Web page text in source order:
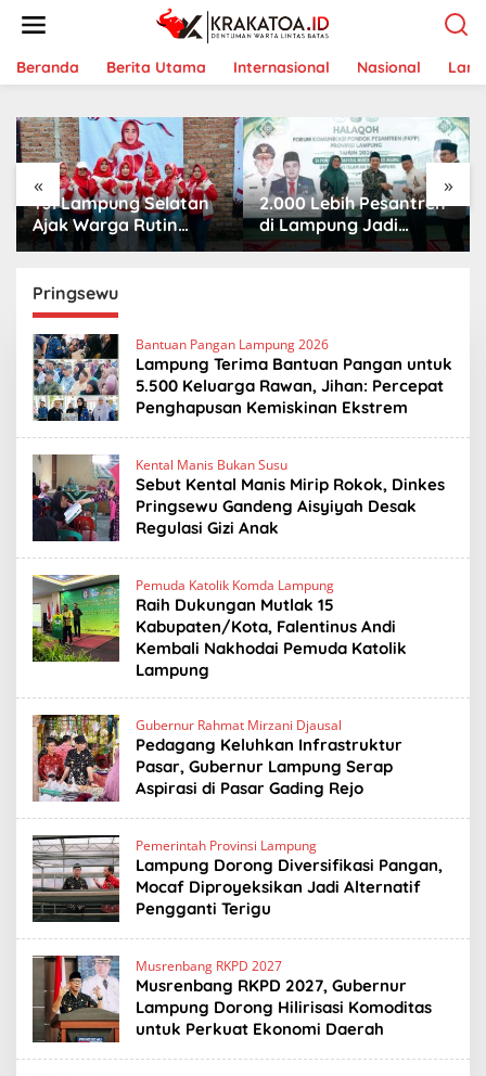
t
Beranda Berita Utama Internasional Nasional
« »
YJI Lampung Selatan
Ajak Warga Rutin
Senam Jantung Setiap
Usaha Sehat
2.000 Lebih Pesantren
di Lampung Jadi
Kekuatan Besar, FKPP
Pringsewu
Bantuan Pangan Lampung 2026
Lampung Terima Bantuan Pangan untuk
5.500 Keluarga Rawan, Jihan: Percepat
Penghapusan Kemiskinan Ekstrem
Kental Manis Bukan Susu
Sebut Kental Manis Mirip Rokok, Dinkes
Pringsewu Gandeng Aisyiyah Desak
Regulasi Gizi Anak
Pemuda Katolik Komda Lampung
Raih Dukungan Mutlak 15
Kabupaten/Kota, Falentinus Andi
Kembali Nakhodai Pemuda Katolik
Lampung
Gubernur Rahmat Mirzani Djausal
Pedagang Keluhkan Infrastruktur
Pasar, Gubernur Lampung Serap
Aspirasi di Pasar Gading Rejo
Pemerintah Provinsi Lampung
Lampung Dorong Diversifikasi Pangan,
Mocaf Diproyeksikan Jadi Alternatif
Pengganti Terigu
Musrenbang RKPD 2027
Musrenbang RKPD 2027, Gubernur
Lampung Dorong Hilirisasi Komoditas
untuk Perkuat Ekonomi Daerah